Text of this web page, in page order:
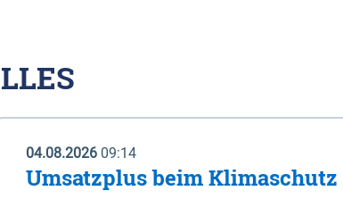
04.08.2026 09:14
Umsatzplus beim Klimaschutz